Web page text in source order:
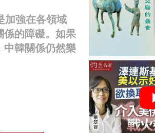
加強在各領域
係的障礙。如果
中韓關係仍然樂